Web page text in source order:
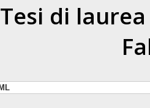
Tesi di